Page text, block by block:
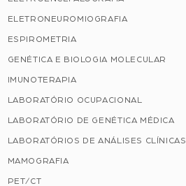
ELETRONEUROMIOGRAFIA
ESPIROMETRIA
GENÉTICA E BIOLOGIA MOLECULAR
IMUNOTERAPIA
LABORATÓRIO OCUPACIONAL
LABORATÓRIO DE GENÉTICA MÉDICA
LABORATÓRIOS DE ANÁLISES CLÍNICAS
MAMOGRAFIA
PET/CT